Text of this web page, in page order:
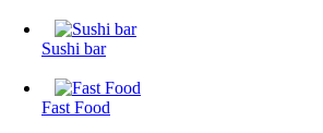
Sushi bar
Fast Food